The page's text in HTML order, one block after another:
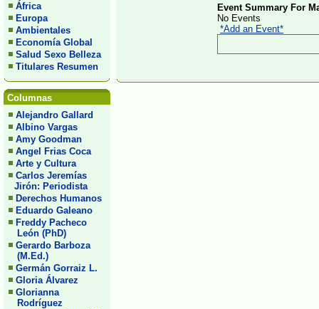
África
Europa
Ambientales
Economía Global
Salud Sexo Belleza
Titulares Resumen
Columnas
Alejandro Gallard
Albino Vargas
Amy Goodman
Angel Frias Coca
Arte y Cultura
Carlos Jeremías
Jirón: Periodista
Derechos Humanos
Eduardo Galeano
Freddy Pacheco
León (PhD)
Gerardo Barboza
(M.Ed.)
Germán Gorraiz L.
Gloria Álvarez
Glorianna
Rodríguez
Event Summary For
No Events
*Add an Event*